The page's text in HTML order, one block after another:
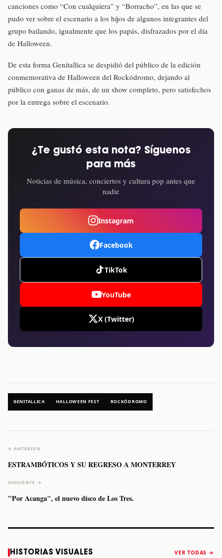
canciones como “Con cualquiera” y “Borracho”, en las que se
pudo ver sobre el escenario a los hijos de algunos integrantes del
grupo bailando, igualmente que los papás, disfrazados por el día
de Halloween.
De esta forma Genitallica se despidió del público de la edición
conmemorativa de Halloween del Rockódromo, dejando al
público con ganas de más, de un show completo, pero satisfechos
por la entrega sobre el escenario.
¿Te gustó esta nota? Síguenos
para más
Noticias de música, conciertos y cultura pop antes que
nadie
Instagram
Facebook
TikTok
YouTube
X (Twitter)
GENITALLICA HALLOWEEN FEST ROCKÓDROMO
← ANTERIOR
ESTRAMBÓTICOS Y SU REGRESO A MONTERREY
SIGUIENTE →
"Por Acanga", el nuevo disco de Los Tres.
HISTORIAS VISUALES VER TODAS →
Caifanes regresa
a Monterrey el
Fallece Felipe
Staiti, guitarrista
anuncia “Reality